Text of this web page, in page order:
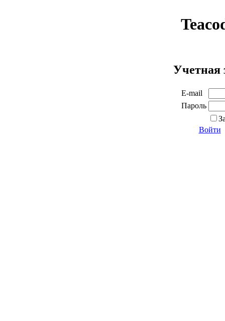
Учетная
E-mail
Пароль
Войти